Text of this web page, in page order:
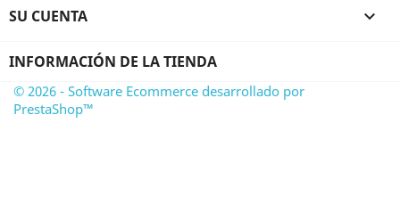
SU CUENTA 
INFORMACIÓN DE LA TIENDA
© 2026 - Software Ecommerce desarrollado por
PrestaShop™